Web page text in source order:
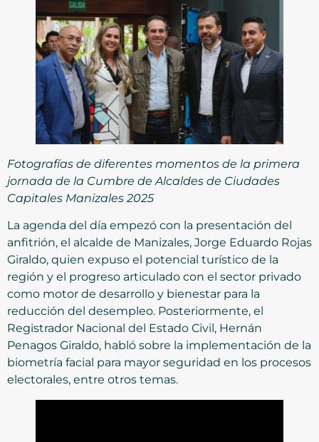
Fotografías de diferentes momentos de la primera
jornada de la Cumbre de Alcaldes de Ciudades
Capitales Manizales 2025
La agenda del día empezó con la presentación del
anfitrión, el alcalde de Manizales, Jorge Eduardo Rojas
Giraldo, quien expuso el potencial turístico de la
región y el progreso articulado con el sector privado
como motor de desarrollo y bienestar para la
reducción del desempleo. Posteriormente, el
Registrador Nacional del Estado Civil, Hernán
Penagos Giraldo, habló sobre la implementación de la
biometría facial para mayor seguridad en los procesos
electorales, entre otros temas.